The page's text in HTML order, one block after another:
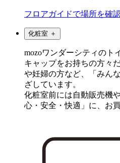
フロアガイドで場所を確
化粧室 ＋
mozoワンダーシティのト
キャップをお持ちの方々
や妊婦の方など、「みん
ざしています。
化粧室前には自動販売機
心・安全・快適」に、お